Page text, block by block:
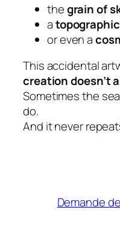
thegrain of
a
or even a
This accidental
creation doesn’t
Sometimes the
do.
And it never
Demande